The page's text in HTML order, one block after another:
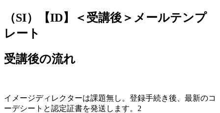
jpca.co
（SI）【ID】＜受講後＞メールテンプ
レート
受講後の流れ
イメージディレクターは課題無し。登録手続き後、最新のコ
ーデシートと認定証書を発送します。2